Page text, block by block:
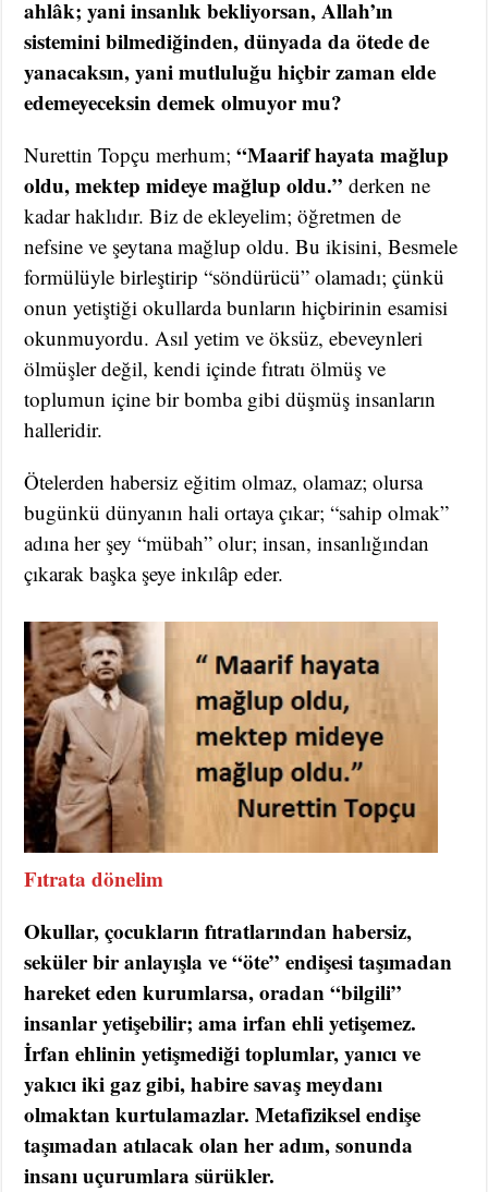
ahlâk; yani insanlık bekliyorsan, Allah’ın
sistemini bilmediğinden, dünyada da ötede de
yanacaksın, yani mutluluğu hiçbir zaman elde
edemeyeceksin demek olmuyor mu?
Nurettin Topçu merhum;“Maarif hayata mağlup
oldu, mektep mideye mağlup oldu.” derken ne
kadar haklıdır. Biz de ekleyelim; öğretmen de
nefsine ve şeytana mağlup oldu. Bu ikisini, Besmele
formülüyle birleştirip “söndürücü” olamadı; çünkü
onun yetiştiği okullarda bunların hiçbirinin esamisi
okunmuyordu. Asıl yetim ve öksüz, ebeveynleri
ölmüşler değil, kendi içinde fıtratı ölmüş ve
toplumun içine bir bomba gibi düşmüş insanların
halleridir.
Ötelerden habersiz eğitim olmaz, olamaz; olursa
bugünkü dünyanın hali ortaya çıkar; “sahip olmak”
adına her şey “mübah” olur; insan, insanlığından
çıkarak başka şeye inkılâp eder.
Fıtrata dönelim
Okullar, çocukların fıtratlarından habersiz,
seküler bir anlayışla ve “öte” endişesi taşımadan
hareket eden kurumlarsa, oradan “bilgili”
insanlar yetişebilir; ama irfan ehli yetişemez.
İrfan ehlinin yetişmediği toplumlar, yanıcı ve
yakıcı iki gaz gibi, habire savaş meydanı
olmaktan kurtulamazlar. Metafiziksel endişe
taşımadan atılacak olan her adım, sonunda
insanı uçurumlara sürükler.